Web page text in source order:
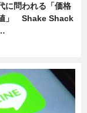
に問われる「価格
」 Shake Shack